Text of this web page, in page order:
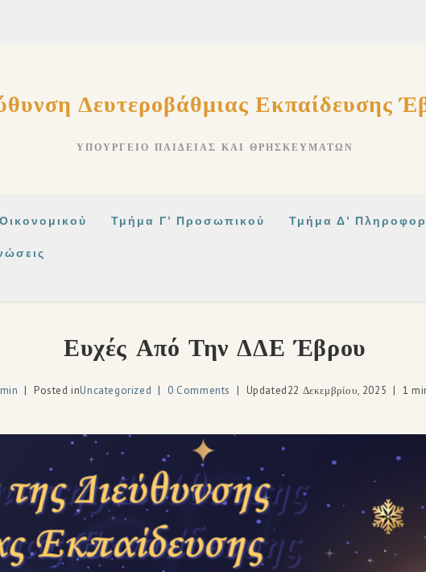
Δευτεροβάθμιας Εκπαίδευσης
ΥΠΟΥΡΓΕΊΟ ΠΑΙΔΕΊΑΣ ΚΑΙ ΘΡΗΣΚΕΥΜΆΤΩΝ
Τμήμα Γ’ Προσωπικού Τμήμα Δ’
Ευχές Από Την ΔΔΕ Έβρου
Posted inUncategorized 0 Comments Updated22 Δεκεμβρίου, 2025 1